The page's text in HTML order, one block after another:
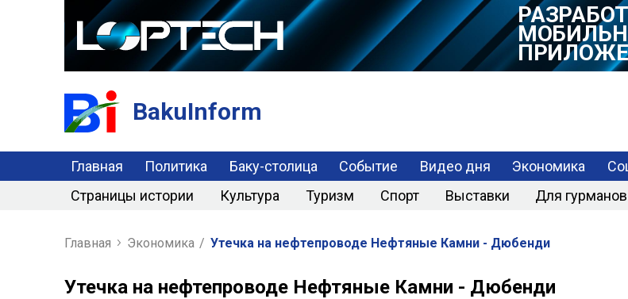
BakuInform
Главная Политика Баку-столица Событие Видео дня Экономика
Страницы истории
Культура Туризм Спорт Выставки Для гурманов
Главная Экономика / Утечка на нефтепроводе Нефтяные Камни - Дюбенди
Утечка на нефтепроводе Нефтяные Камни - Дюбенди